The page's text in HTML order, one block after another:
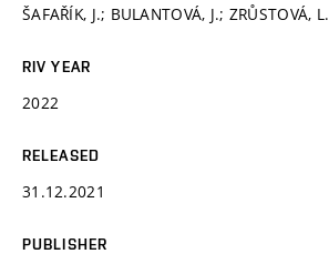
ŠAFAŘÍK, J.; BULANTOVÁ, J.; ZRŮSTOVÁ, L.
RIV YEAR
2022
RELEASED
31.12.2021
PUBLISHER